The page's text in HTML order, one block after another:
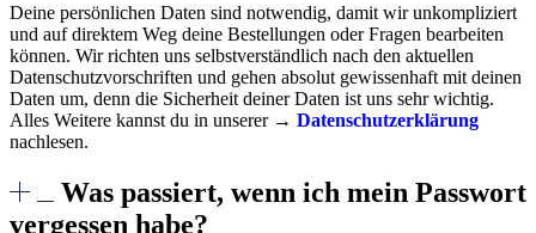
Deine persönlichen Daten sind notwendig, damit wir unkompliziert
und auf direktem Weg deine Bestellungen oder Fragen bearbeiten
können. Wir richten uns selbstverständlich nach den aktuellen
Datenschutzvorschriften und gehen absolut gewissenhaft mit deinen
Daten um, denn die Sicherheit deiner Daten ist uns sehr wichtig.
Alles Weitere kannst du in unserer → Datenschutzerklärung
nachlesen.
Was passiert, wenn ich mein Passwort
vergessen habe?